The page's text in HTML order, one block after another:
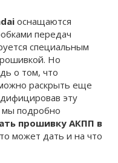
оснащаются
передач
специальным
Но
о том, что
раскрыть еще
эту
мы подробно
прошивку АКПП в
может дать и на что